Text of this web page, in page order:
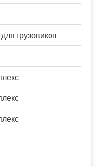
грузовиков